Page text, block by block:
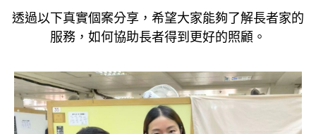
透過以下真實個案分享，希望大家能夠了解長者家的
服務，如何協助長者得到更好的照顧。